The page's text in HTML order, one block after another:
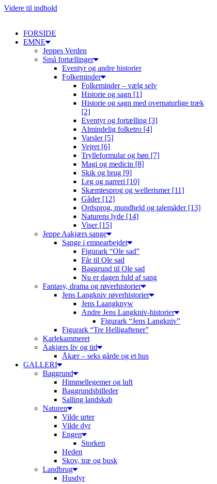
Videre til indhold
FORSIDE
EMNE
Jeppes Verden
Små fortællinger
Eventyr og andre historier
Folkeminder
Folkeminder – vælg selv
Historie og sagn [1]
Historie og sagn med overnaturlige træk
[2]
Eventyr og fortælling [3]
Almindelig folketro [4]
Varsler [5]
Vejret [6]
Trylleformular og bøn [7]
Magi og medicin [8]
Skik og brug [9]
Leg og narreri [10]
Skæmtesprog og wellerismer [11]
Gåder [12]
Ordsprog, mundheld og talemåder [13]
Naturens lyde [14]
Viser [15]
Jeppe Aakjærs sange
Sange i emnearbejdet
Figurark “Ole sad”
Får til Ole sad
Baggrund til Ole sad
Nu er dagen fuld af sang
Fantasy, drama og røverhistorier
Jens Langkniv røverhistorier
Jens Laangknyw
Andre Jens Langkniv-historier
Figurark “Jens Langkniv”
Figurark “Tre Helligaftener”
Karlekammeret
Aakjærs liv og tid
Åkær – seks gårde og et hus
GALLERI
Baggrund
Himmellegemer og luft
Baggrundsbilleder
Salling landskab
Naturen
Vilde urter
Vilde dyr
Engen
Storken
Heden
Skov, træ og busk
Landbrug
Husdyr